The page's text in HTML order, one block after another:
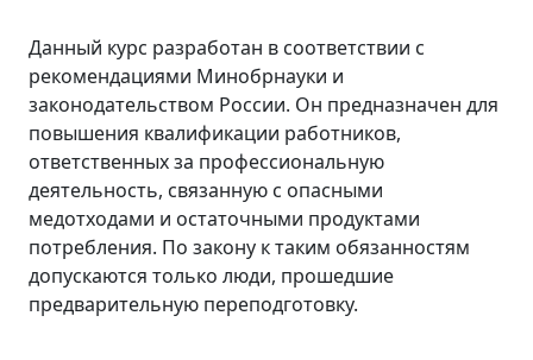
Данный курс разработан в соответствии с
рекомендациями Минобрнауки и
законодательством России. Он предназначен для
повышения квалификации работников,
ответственных за профессиональную
деятельность, связанную с опасными
медотходами и остаточными продуктами
потребления. По закону к таким обязанностям
допускаются только люди, прошедшие
предварительную переподготовку.